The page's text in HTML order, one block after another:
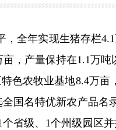
全年实现生猪存栏
，产量保持在1.1万
色农牧业基地8.4万
国名特优新农产品名
省级、1个州级园区